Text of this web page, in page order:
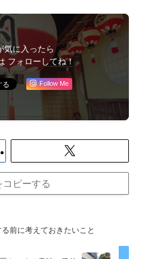
気に入ったら
フォローしてね！
Follow Me
コピーする
前に考えておきたいこと